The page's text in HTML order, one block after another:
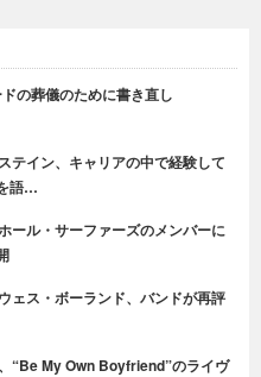
の葬儀のために書き直し
テイン、キャリアの中で経験して
語…
ール・サーファーズのメンバーに
ェス・ボーランド、バンドが再評
“Be My Own Boyfriend”のライヴ